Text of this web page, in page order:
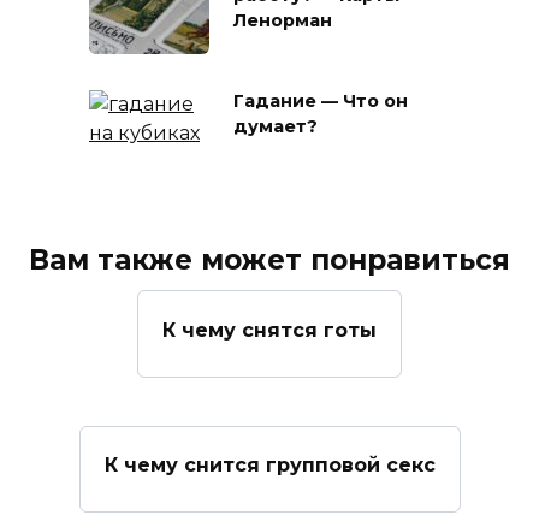
Ленорман
Гадание — Что он
думает?
Вам также может понравиться
К чему снятся готы
К чему снится групповой секс